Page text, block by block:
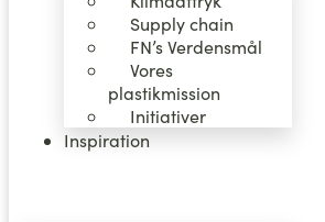
Supply chain
FN’s Verdensmål
Vores
plastikmission
Initiativer
Inspiration